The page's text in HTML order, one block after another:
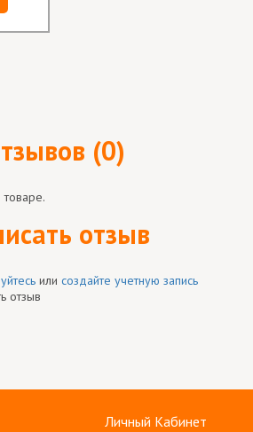
(0)
отзыв
или создайте учетную запись
отзыв
Личный Кабинет